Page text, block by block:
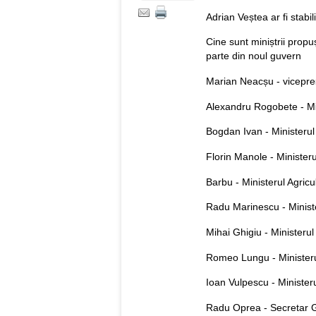
Adrian Veștea ar fi
Cine sunt miniștrii
parte din noul guvern
Marian Neacșu -
Alexandru Rogobete -
Bogdan Ivan -
Florin Manole -
Barbu - Ministerul
Radu Marinescu -
Mihai Ghigiu -
Romeo Lungu -
Ioan Vulpescu -
Radu Oprea - Secretar